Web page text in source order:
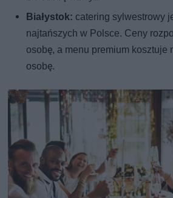
Białystok: catering sylwestrowy
najtańszych w Polsce. Ceny
osobę, a menu premium kosztuje
osobę.